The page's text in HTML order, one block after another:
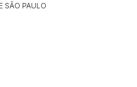
SÃO PAULO
aqui para fazer login